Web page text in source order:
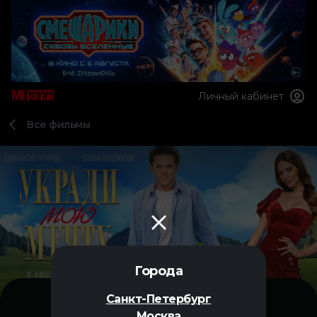
Города
Санкт-Петербург
Личный кабинет
Все фильмы